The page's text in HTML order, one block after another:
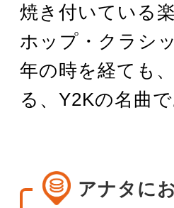
焼き付いている
ホップ・クラシ
年の時を経ても
る、Y2Kの名曲で
アナタに